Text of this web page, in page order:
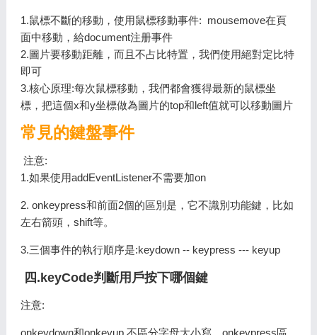
1.鼠標不斷的移動，使用鼠標移動事件: mousemove在頁
面中移動，給document注册事件
2.圖片要移動距離，而且不占比特置，我們使用絕對定比特
即可
3.核心原理:每次鼠標移動，我們都會獲得最新的鼠標坐
標，把這個x和y坐標做為圖片的top和left值就可以移動圖片
常見的鍵盤事件
注意:
1.如果使用addEventListener不需要加on
2. onkeypress和前面2個的區別是，它不識別功能鍵，比如
左右箭頭，shift等。
3.三個事件的執行順序是:keydown -- keypress --- keyup
四.keyCode判斷用戶按下哪個鍵
注意:
onkeydown和onkeyup 不區分字母大小寫，onkeypress區